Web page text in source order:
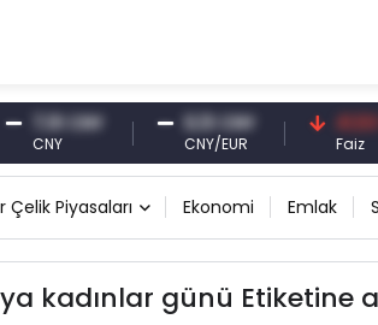
7,10 CNY 0,13 CNY
CNY/EUR
41,53 TRY
Çelik Piyasaları Ekonomi Emlak
kadınlar günü Etiketine